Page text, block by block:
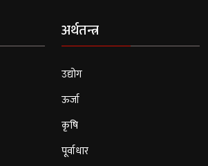
अर्थतन्त्र
उद्योग
ऊर्जा
कृषि
पूर्वाधार